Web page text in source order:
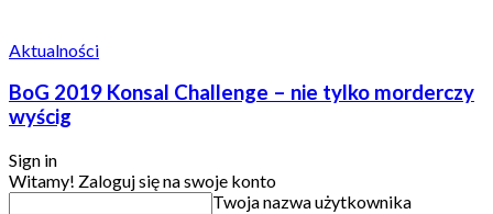
Aktualności
BoG 2019 Konsal Challenge – nie tylko morderczy
wyścig
Sign in
Witamy! Zaloguj się na swoje konto
Twoja nazwa użytkownika